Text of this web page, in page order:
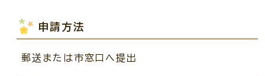
申請方法
郵送または市窓口へ提出